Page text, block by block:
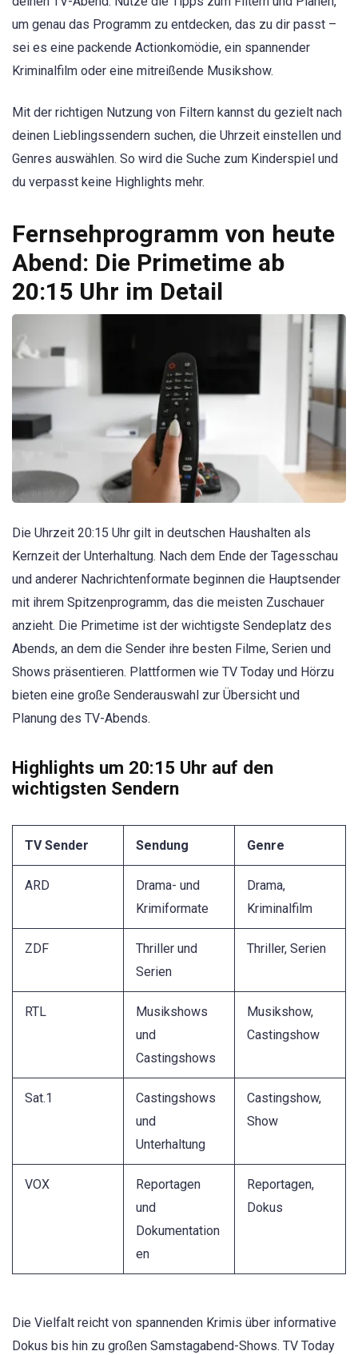
um genau das Programm zu entdecken, das zu dir passt –
sei es eine packende Actionkomödie, ein spannender
Kriminalfilm oder eine mitreißende Musikshow.
Mit der richtigen Nutzung von Filtern kannst du gezielt nach
deinen Lieblingssendern suchen, die Uhrzeit einstellen und
Genres auswählen. So wird die Suche zum Kinderspiel und
du verpasst keine Highlights mehr.
Fernsehprogramm von heute
Abend: Die Primetime ab
20:15 Uhr im Detail
Die Uhrzeit 20:15 Uhr gilt in deutschen Haushalten als
Kernzeit der Unterhaltung. Nach dem Ende der Tagesschau
und anderer Nachrichtenformate beginnen die Hauptsender
mit ihrem Spitzenprogramm, das die meisten Zuschauer
anzieht. Die Primetime ist der wichtigste Sendeplatz des
Abends, an dem die Sender ihre besten Filme, Serien und
Shows präsentieren. Plattformen wie TV Today und Hörzu
bieten eine große Senderauswahl zur Übersicht und
Planung des TV-Abends.
Highlights um 20:15 Uhr auf den
wichtigsten Sendern
TV Sender Sendung Genre
ARD
Drama- und
Krimiformate
Drama,
Kriminalfilm
ZDF
Thriller und
Serien
Thriller, Serien
RTL
Musikshows
und
Castingshows
Musikshow,
Castingshow
Sat.1
Castingshows
und
Unterhaltung
Castingshow,
Show
VOX
Reportagen
und
Dokumentation
en
Reportagen,
Dokus
Die Vielfalt reicht von spannenden Krimis über informative
Dokus bis hin zu großen Samstagabend-Shows. TV Today